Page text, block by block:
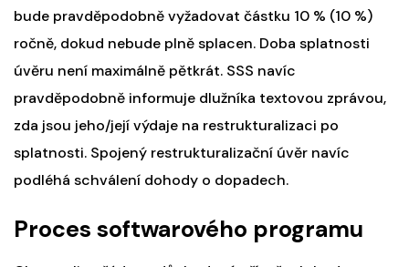
bude pravděpodobně vyžadovat částku 10 % (10 %)
ročně, dokud nebude plně splacen. Doba splatnosti
úvěru není maximálně pětkrát. SSS navíc
pravděpodobně informuje dlužníka textovou zprávou,
zda jsou jeho/její výdaje na restrukturalizaci po
splatnosti. Spojený restrukturalizační úvěr navíc
podléhá schválení dohody o dopadech.
Proces softwarového programu